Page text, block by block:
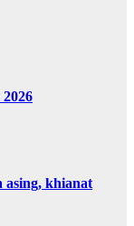
asing, khianat